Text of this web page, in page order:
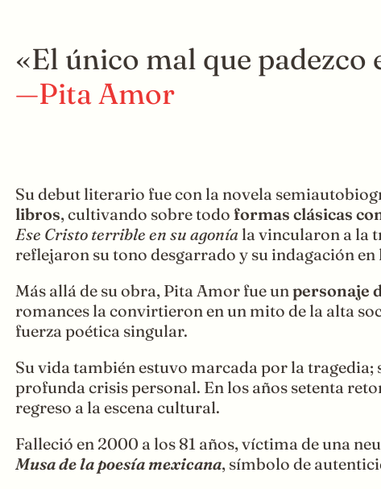
«El único mal que
—Pita Amor
Su debut literario fue con la novela
libros, cultivando sobre todo formas clásicas
Ese Cristo terrible en su agoníala vincularon a la
reflejaron su tono desgarrado y su indagación
Más allá de su obra, Pita Amor fue un personaje
romances la convirtieron en un mito de la alta
fuerza poética singular.
Su vida también estuvo marcada por la
profunda crisis personal. En los años setenta
regreso a la escena cultural.
Falleció en 2000 a los 81 años, víctima de una
Musa de la poesía mexicana, símbolo de